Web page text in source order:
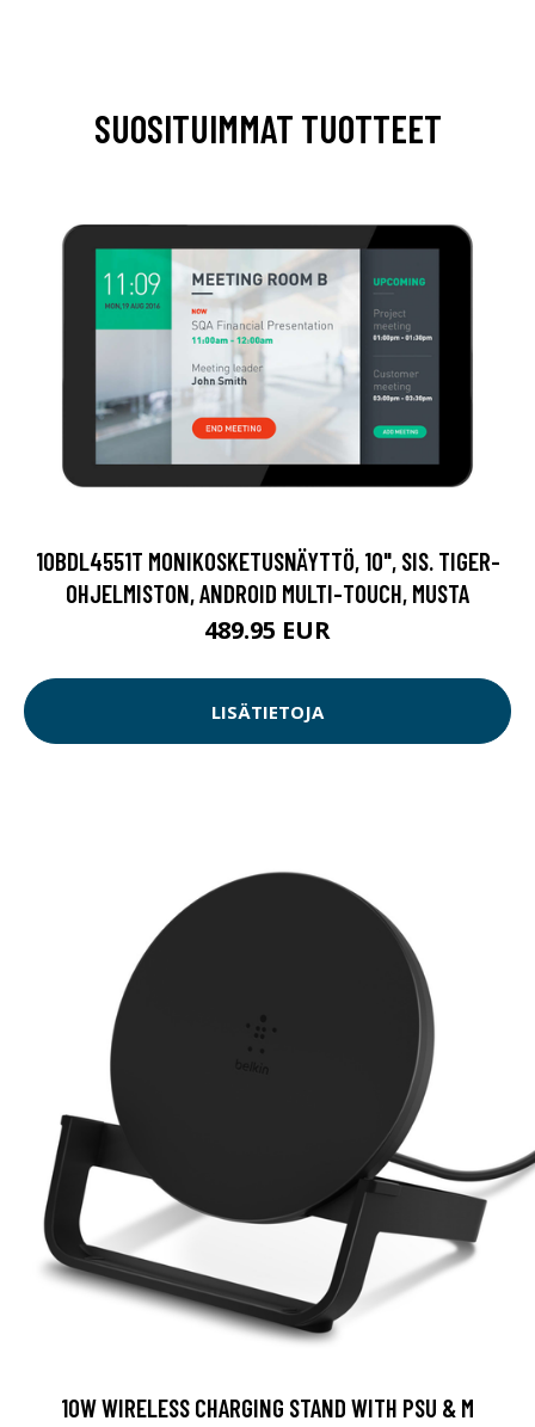
SUOSITUIMMAT TUOTTEET
10BDL4551T MONIKOSKETUSNÄYTTÖ, 10", SIS. TIGER-
OHJELMISTON, ANDROID MULTI-TOUCH, MUSTA
489.95 EUR
LISÄTIETOJA
10W WIRELESS CHARGING STAND WITH PSU & M